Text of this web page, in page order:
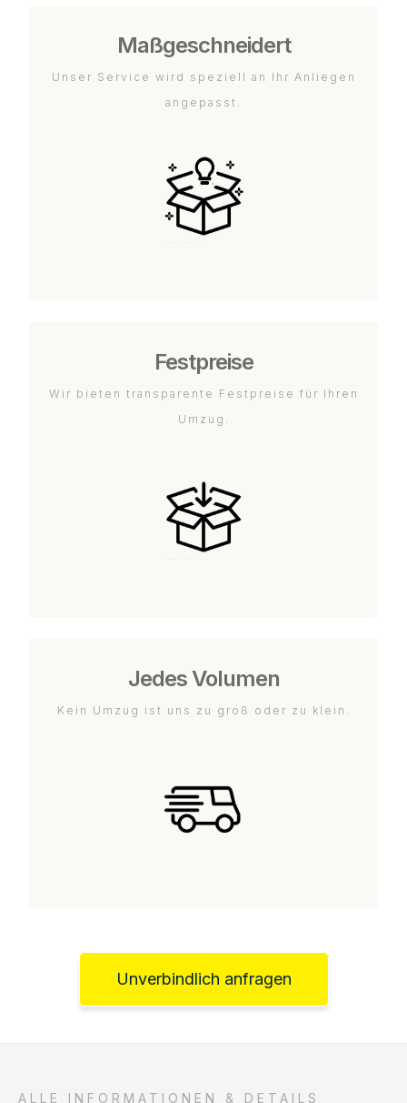
Maßgeschneidert
Unser Service wird speziell an Ihr Anliegen
angepasst.
Festpreise
Wir bieten transparente Festpreise für Ihren
Umzug.
Jedes Volumen
Kein Umzug ist uns zu groß oder zu klein.
Unverbindlich anfragen
ALLE INFORMATIONEN & DETAILS